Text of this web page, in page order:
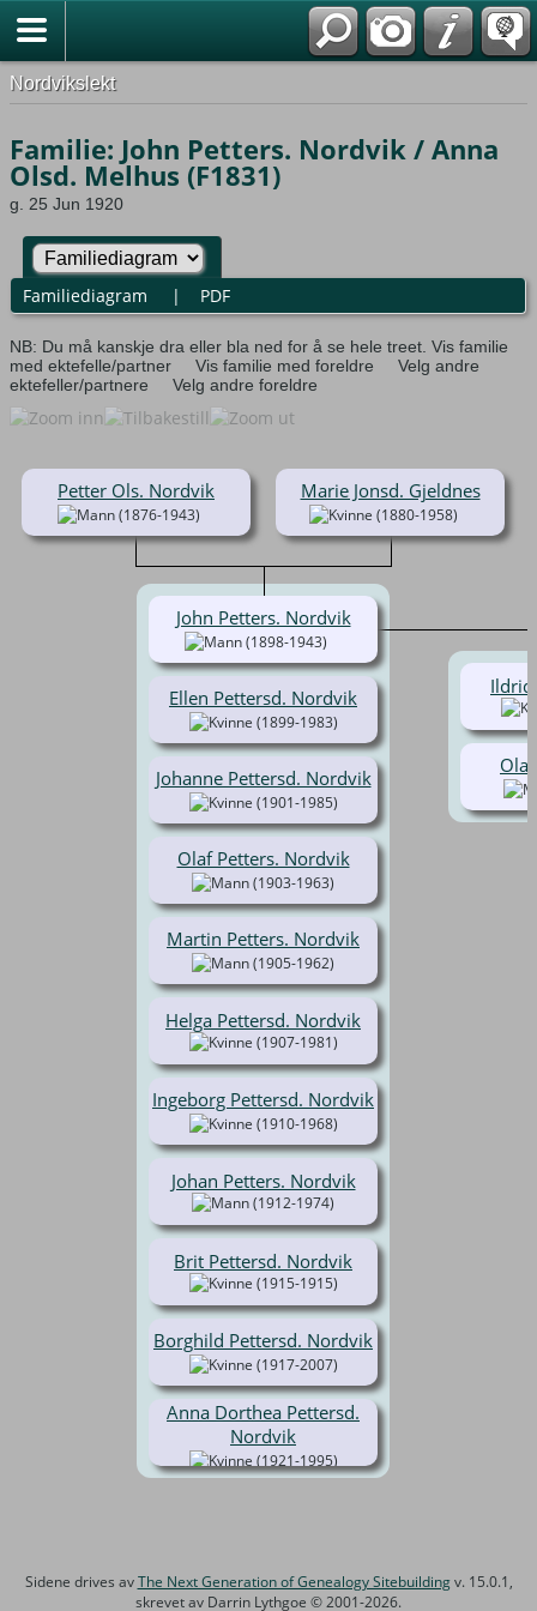
Nordvikslekt
Familie: John Petters. Nordvik / Anna
Olsd. Melhus (F1831)
g. 25 Jun 1920
Familiediagram | PDF
NB: Du må kanskje dra eller bla ned for å se hele treet. Vis familie
med ektefelle/partner
Vis familie med foreldre
Velg andre
ektefeller/partnere
Velg andre foreldre
Petter Ols. Nordvik
(1876-1943)
Marie Jonsd. Gjeldnes
(1880-1958)
Ellen Pettersd. Nordvik
(1899-1983)
Johanne Pettersd. Nordvik
(1901-1985)
Olaf Petters. Nordvik
(1903-1963)
Martin Petters. Nordvik
(1905-1962)
Helga Pettersd. Nordvik
(1907-1981)
Ingeborg Pettersd. Nordvik
(1910-1968)
Johan Petters. Nordvik
(1912-1974)
Brit Pettersd. Nordvik
(1915-1915)
Borghild Pettersd. Nordvik
(1917-2007)
Anna Dorthea Pettersd.
Nordvik
(1921-1995)
John Petters. Nordvik
(1898-1943)
Ildrid
Sidene drives avThe Next Generation of Genealogy Sitebuildingv. 15.0.1,
skrevet av Darrin Lythgoe © 2001-2026.